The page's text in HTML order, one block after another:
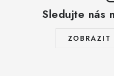
Sledujte nás
ZOBRAZIT